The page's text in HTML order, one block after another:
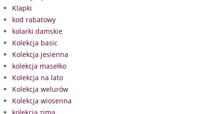
Klapki
kod rabatowy
kolarki damskie
Kolekcja basic
Kolekcja jesienna
kolekcja masełko
Kolekcja na lato
Kolekcja welurów
Kolekcja wiosenna
kolekcja zima